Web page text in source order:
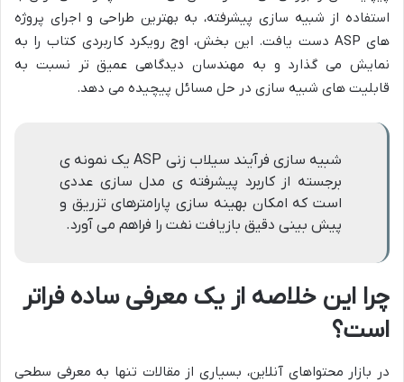
استفاده از شبیه سازی پیشرفته، به بهترین طراحی و اجرای پروژه
های ASP دست یافت. این بخش، اوج رویکرد کاربردی کتاب را به
نمایش می گذارد و به مهندسان دیدگاهی عمیق تر نسبت به
قابلیت های شبیه سازی در حل مسائل پیچیده می دهد.
شبیه سازی فرآیند سیلاب زنی ASP یک نمونه ی
برجسته از کاربرد پیشرفته ی مدل سازی عددی
است که امکان بهینه سازی پارامترهای تزریق و
پیش بینی دقیق بازیافت نفت را فراهم می آورد.
چرا این خلاصه از یک معرفی ساده فراتر
است؟
در بازار محتواهای آنلاین، بسیاری از مقالات تنها به معرفی سطحی